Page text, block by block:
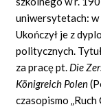
uniwersytetach: w
Ukończył je z
politycznych.
za pracę pt. Die
Königreich Polen
czasopismo